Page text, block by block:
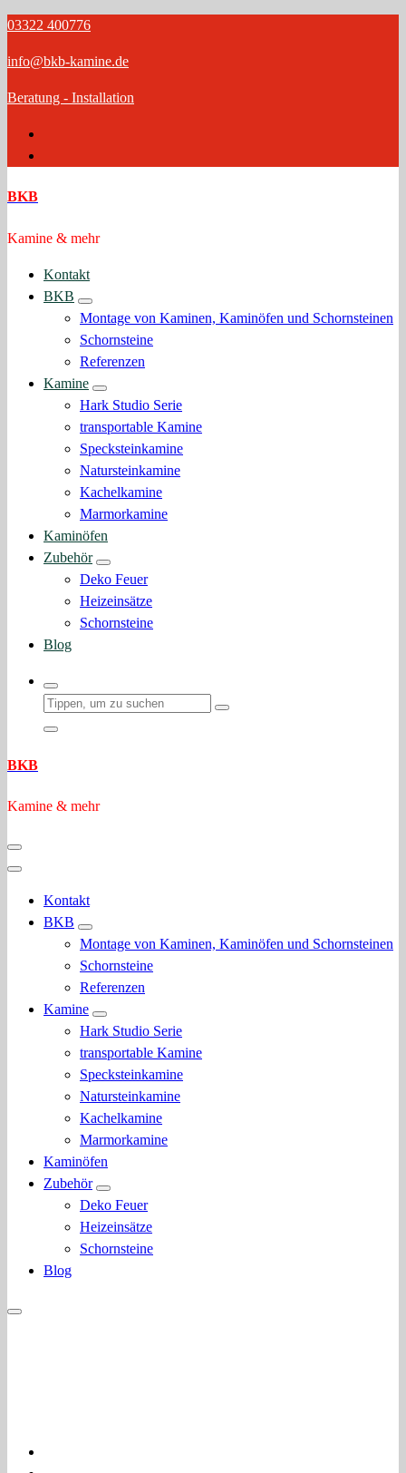
Zum
springen
03322 400776
info@bkb-kamine.de
Beratung - Installation
BKB
Kamine & mehr
Kontakt
BKB
Montage von Kaminen, Kaminöfen und Schornsteinen
Schornsteine
Referenzen
Kamine
Hark Studio Serie
transportable Kamine
Specksteinkamine
Natursteinkamine
Kachelkamine
Marmorkamine
Kaminöfen
Zubehör
Deko Feuer
Heizeinsätze
Schornsteine
Blog
BKB
Kamine & mehr
Kontakt
BKB
Montage von Kaminen, Kaminöfen und Schornsteinen
Schornsteine
Referenzen
Kamine
Hark Studio Serie
transportable Kamine
Specksteinkamine
Natursteinkamine
Kachelkamine
Marmorkamine
Kaminöfen
Zubehör
Deko Feuer
Heizeinsätze
Schornsteine
Blog